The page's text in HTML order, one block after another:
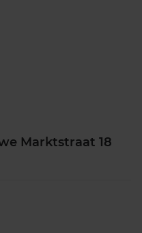
Marktstraat 18